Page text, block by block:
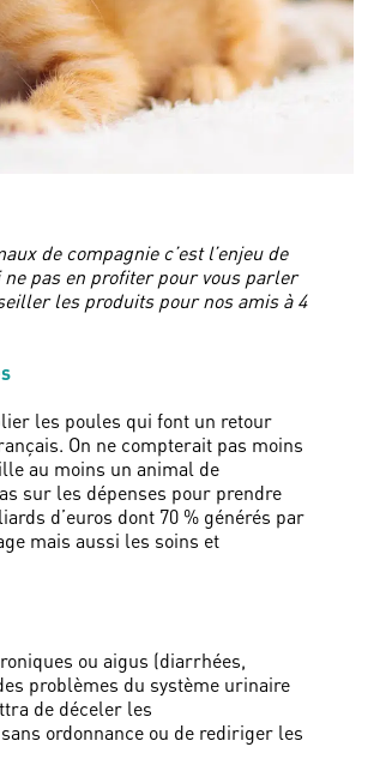
de compagnie c’est l’enjeu de
ne pas en profiter pour vous parler
les produits pour nos amis à 4
les poules qui font un retour
On ne compterait pas moins
au moins un animal de
sur les dépenses pour prendre
d’euros dont 70 % générés par
mais aussi les soins et
ou aigus (diarrhées,
problèmes du système urinaire
de déceler les
ordonnance ou de rediriger les